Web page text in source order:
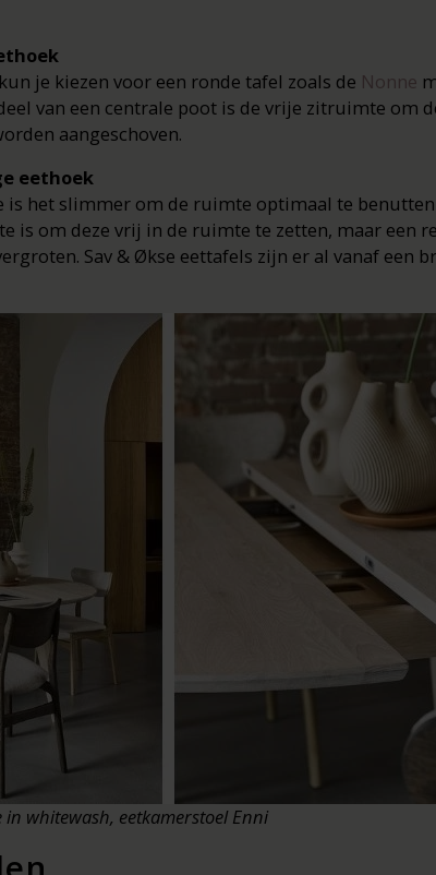
je kiezen voor een ronde tafel zoals de Nonne
van een centrale poot is de vrije zitruimte om
aangeschoven.
eethoek
is het slimmer om de ruimte optimaal te
is om deze vrij in de ruimte te zetten, maar een
Sav & Økse eettafels zijn er al vanaf een
in whitewash, eetkamerstoel Enni